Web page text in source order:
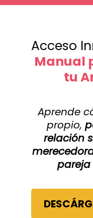
Acceso
Manual
tu
Aprende
propio,
relación